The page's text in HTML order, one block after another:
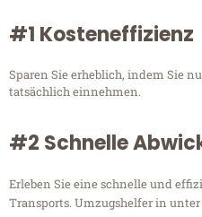
#1 Kosteneffizienz
Sparen Sie erheblich, indem Sie
tatsächlich einnehmen.
#2 Schnelle
Erleben Sie eine schnelle und
Transports. Umzugshelfer in